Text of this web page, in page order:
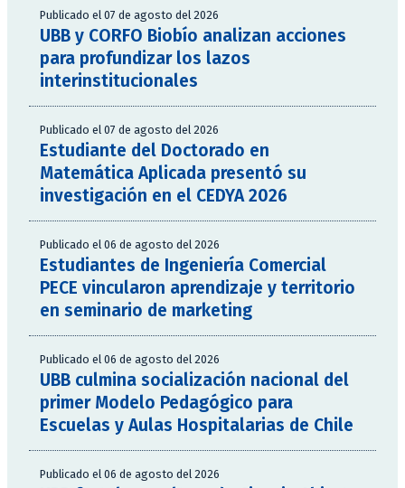
Publicado el 07 de agosto del 2026
UBB y CORFO Biobío analizan acciones
para profundizar los lazos
interinstitucionales
Publicado el 07 de agosto del 2026
Estudiante del Doctorado en
Matemática Aplicada presentó su
investigación en el CEDYA 2026
Publicado el 06 de agosto del 2026
Estudiantes de Ingeniería Comercial
PECE vincularon aprendizaje y territorio
en seminario de marketing
Publicado el 06 de agosto del 2026
UBB culmina socialización nacional del
primer Modelo Pedagógico para
Escuelas y Aulas Hospitalarias de Chile
Publicado el 06 de agosto del 2026